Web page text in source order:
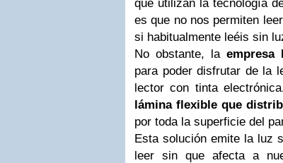
que utilizan la tecnología
es que no nos permiten
si habitualmente leéis sin
No obstante, laempresa
para poder disfrutar de la
lector con tinta
lámina flexible que
por toda la superficie del
Esta solución emite la luz
leer sin que afecta a